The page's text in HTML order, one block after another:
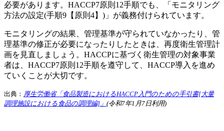
必要があります。HACCP7原則12手順でも、「モニタリング
方法の設定(手順9【原則4】)」が義務付けられています。
モニタリングの結果、管理基準が守られていなかったり、管
理基準の修正が必要になったりしたときは、再度衛生管理計
画を見直しましょう。HACCPに基づく衛生管理の対象事業
者は、HACCP7原則12手順を遵守して、HACCP導入を進め
ていくことが大切です。
出典： 厚生労働省「食品製造におけるHACCP入門のための手引書[大量
調理施設における食品の調理編]」 (令和7年1月7日利用)